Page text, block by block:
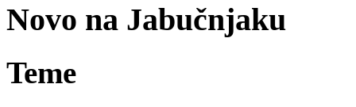
Novo na Jabučnjaku
Teme